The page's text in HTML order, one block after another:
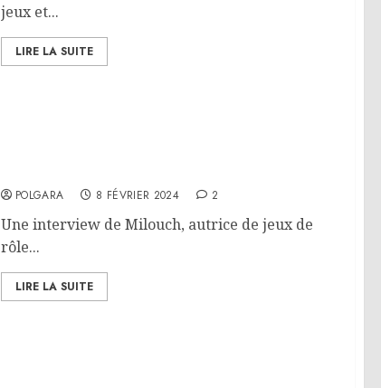
jeux et...
LIRE LA SUITE
POLGARA 8 FÉVRIER 2024 2
Une interview de Milouch, autrice de jeux de
rôle...
LIRE LA SUITE